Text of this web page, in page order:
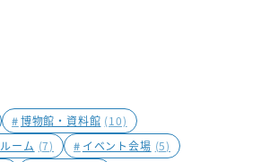
#博物館・資料館 (10)
ーム (7) # イベント会場 (5)